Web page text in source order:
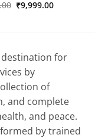
Original
price
₹9,999.00Current
for
by
of
and complete
and peace.
by trained